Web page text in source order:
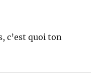
c’est quoi ton